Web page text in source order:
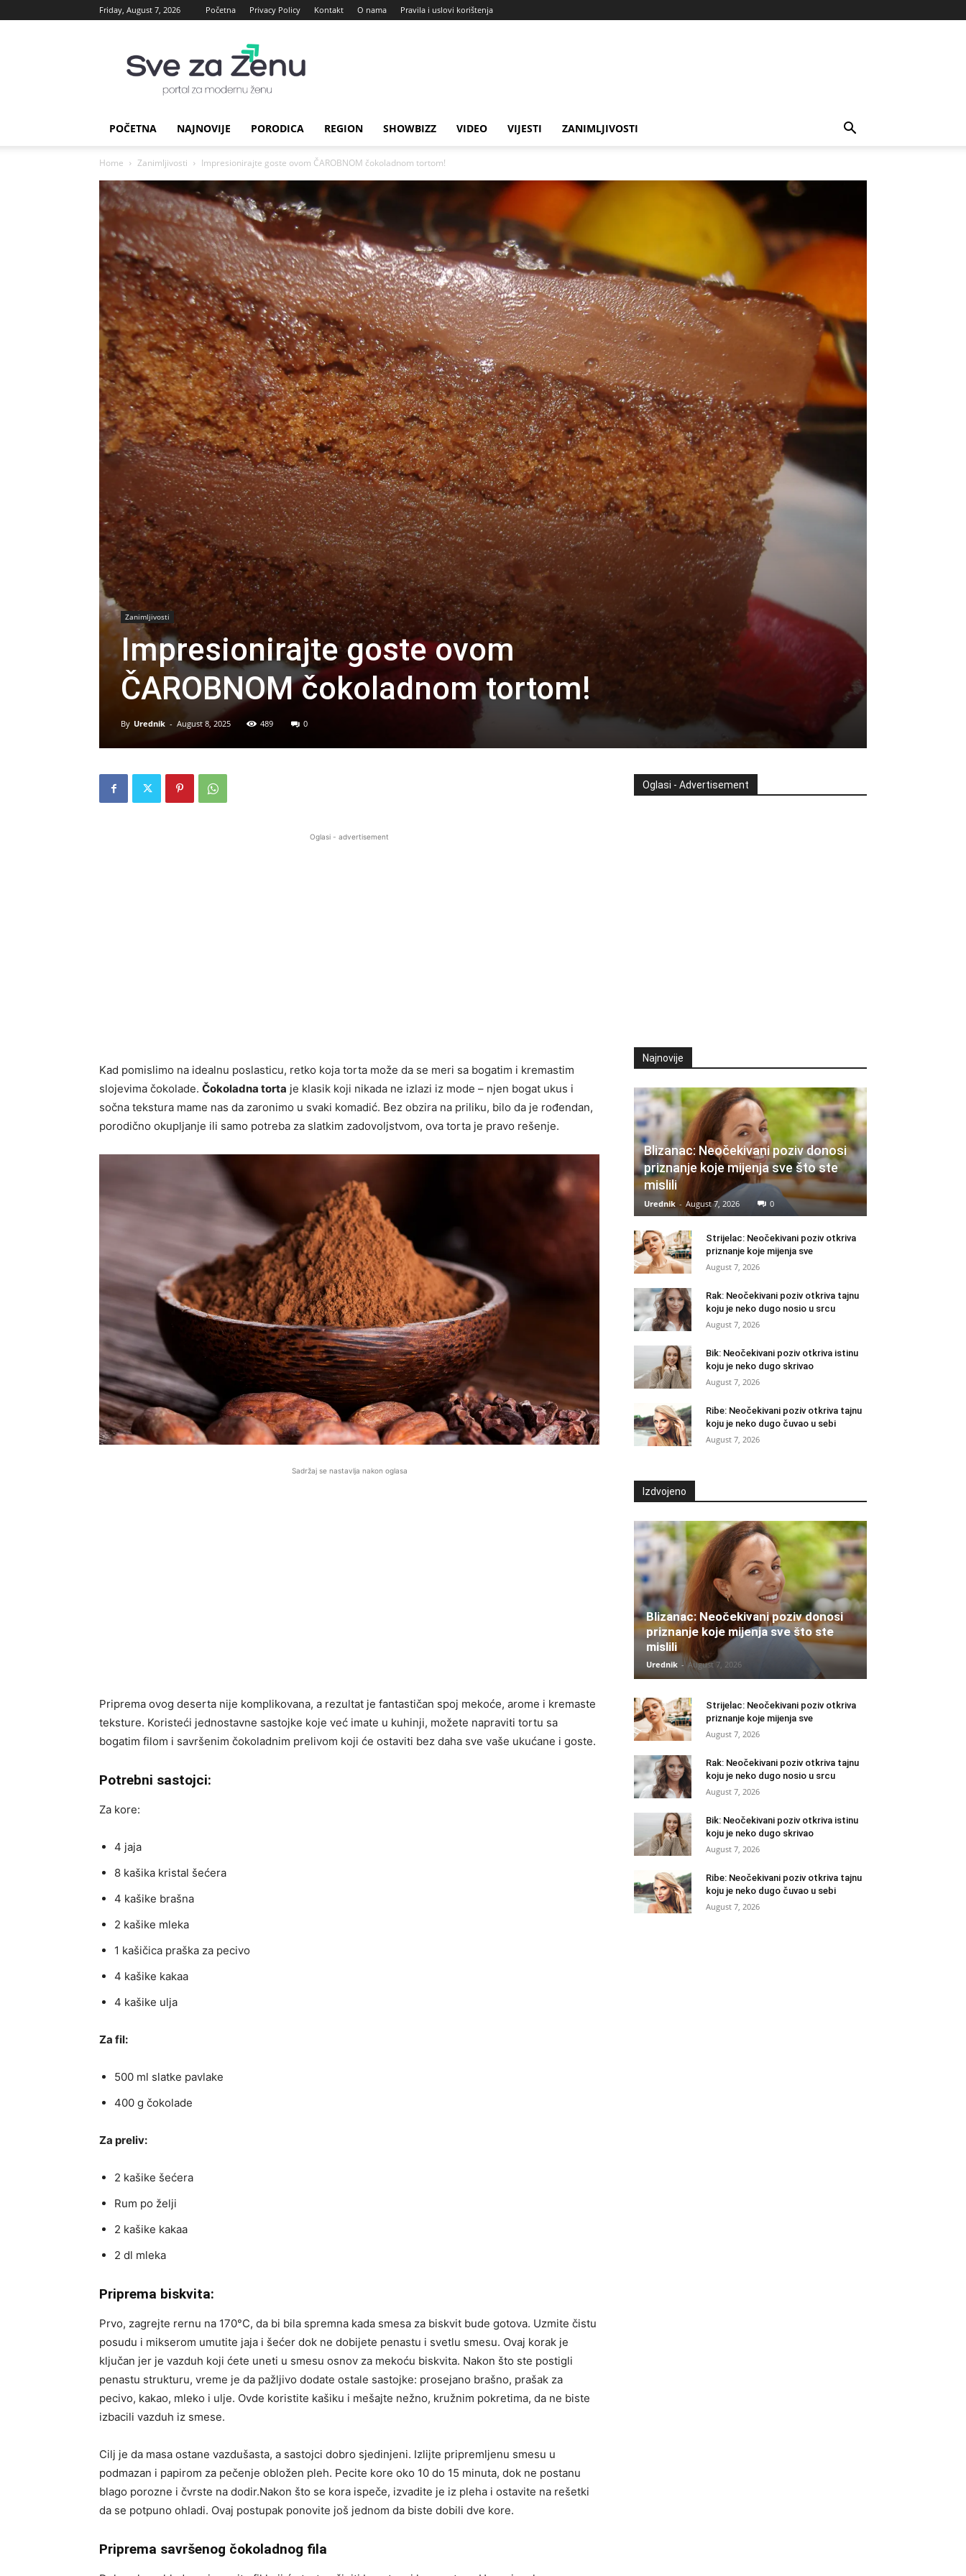
Friday, August 7, 2026 Početna Privacy Policy Kontakt O nama Pravila i uslovi korištenja
za
Zenu
POČETNA NAJNOVIJE PORODICA REGION SHOWBIZZ VIDEO VIJESTI ZANIMLJIVOSTI
Home Zanimljivosti Impresionirajte goste ovom ČAROBNOM čokoladnom tortom!
Zanimljivosti
Impresionirajte goste ovom
ČAROBNOM čokoladnom tortom!
By Urednik - August 8, 2025 489 0
Oglasi - advertisement
Kad pomislimo na idealnu poslasticu, retko koja torta može da se meri sa bogatim i kremastim
slojevima čokolade. Čokoladna torta je klasik koji nikada ne izlazi iz mode – njen bogat ukus i
sočna tekstura mame nas da zaronimo u svaki komadić. Bez obzira na priliku, bilo da je rođendan,
porodično okupljanje ili samo potreba za slatkim zadovoljstvom, ova torta je pravo rešenje.
Sadržaj se nastavlja nakon oglasa
Priprema ovog deserta nije komplikovana, a rezultat je fantastičan spoj mekoće, arome i kremaste
teksture. Koristeći jednostavne sastojke koje već imate u kuhinji, možete napraviti tortu sa
bogatim filom i savršenim čokoladnim prelivom koji će ostaviti bez daha sve vaše ukućane i goste.
Potrebni sastojci:
Za kore:
4 jaja
8 kašika kristal šećera
4 kašike brašna
2 kašike mleka
1 kašičica praška za pecivo
4 kašike kakaa
4 kašike ulja
Za fil:
500 ml slatke pavlake
400 g čokolade
Za preliv:
2 kašike šećera
Rum po želji
2 kašike kakaa
2 dl mleka
Priprema biskvita:
Prvo, zagrejte rernu na 170°C, da bi bila spremna kada smesa za biskvit bude gotova. Uzmite čistu
posudu i mikserom umutite jaja i šećer dok ne dobijete penastu i svetlu smesu. Ovaj korak je
ključan jer je vazduh koji ćete uneti u smesu osnov za mekoću biskvita. Nakon što ste postigli
penastu strukturu, vreme je da pažljivo dodate ostale sastojke: prosejano brašno, prašak za
pecivo, kakao, mleko i ulje. Ovde koristite kašiku i mešajte nežno, kružnim pokretima, da ne biste
izbacili vazduh iz smese.
Cilj je da masa ostane vazdušasta, a sastojci dobro sjedinjeni. Izlijte pripremljenu smesu u
podmazan i papirom za pečenje obložen pleh. Pecite kore oko 10 do 15 minuta, dok ne postanu
blago porozne i čvrste na dodir.Nakon što se kora ispeče, izvadite je iz pleha i ostavite na rešetki
da se potpuno ohladi. Ovaj postupak ponovite još jednom da biste dobili dve kore.
Priprema savršenog čokoladnog fila
Oglasi - Advertisement
Najnovije
Blizanac: Neočekivani poziv donosi
priznanje koje mijenja sve što ste
mislili
Urednik - August 7, 2026 0
Strijelac: Neočekivani poziv otkriva
priznanje koje mijenja sve
August 7, 2026
Rak: Neočekivani poziv otkriva tajnu
koju je neko dugo nosio u srcu
August 7, 2026
Bik: Neočekivani poziv otkriva istinu
koju je neko dugo skrivao
August 7, 2026
Ribe: Neočekivani poziv otkriva tajnu
koju je neko dugo čuvao u sebi
August 7, 2026
Izdvojeno
Blizanac: Neočekivani poziv donosi
priznanje koje mijenja sve što ste
mislili
Urednik - August 7, 2026
Strijelac: Neočekivani poziv otkriva
priznanje koje mijenja sve
August 7, 2026
Rak: Neočekivani poziv otkriva tajnu
koju je neko dugo nosio u srcu
August 7, 2026
Bik: Neočekivani poziv otkriva istinu
koju je neko dugo skrivao
August 7, 2026
Ribe: Neočekivani poziv otkriva tajnu
koju je neko dugo čuvao u sebi
August 7, 2026